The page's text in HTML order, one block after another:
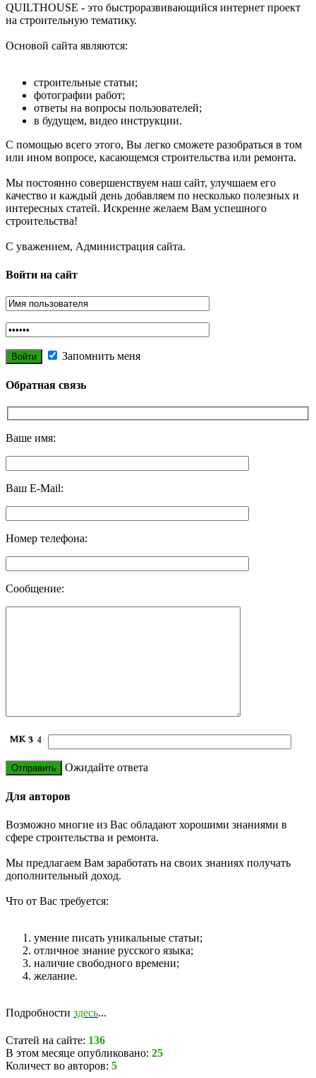
QUILTHOUSE - это быстроразвивающийся интернет проект
на строительную тематику.
Основой сайта являются:
строительные статьи;
фотографии работ;
ответы на вопросы пользователей;
в будущем, видео инструкции.
С помощью всего этого, Вы легко сможете разобраться в том
или ином вопросе, касающемся строительства или ремонта.
Мы постоянно совершенствуем наш сайт, улучшаем его
качество и каждый день добавляем по несколько полезных и
интересных статей. Искренне желаем Вам успешного
строительства!
С уважением, Администрация сайта.
Войти на сайт
Запомнить меня
Обратная связь
Ваше имя:
Ваш E-Mail:
Номер телефона:
Сообщение:
Ожидайте ответа
Для авторов
Возможно многие из Вас обладают хорошими знаниями в
сфере строительства и ремонта.
Мы предлагаем Вам заработать на своих знаниях получать
дополнительный доход.
Что от Вас требуется:
умение писать уникальные статьи;
отличное знание русского языка;
наличие свободного времени;
желание.
Подробности здесь...
Статей на сайте: 136
В этом месяце опубликовано: 25
Количест во авторов: 5